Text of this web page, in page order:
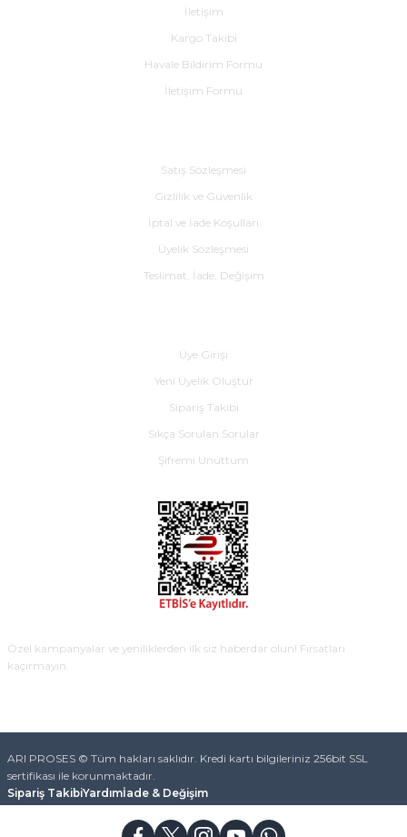
İletişim
Kargo Takibi
Havale Bildirim Formu
İletişim Formu
Satış Sözleşmesi
Gizlilik ve Güvenlik
İptal ve İade Koşulları
Üyelik Sözleşmesi
Teslimat, İade, Değişim
Üye Girişi
Yeni Üyelik Oluştur
Sipariş Takibi
Sıkça Sorulan Sorular
Şifremi Unuttum
Özel kampanyalar ve yeniliklerden ilk siz haberdar olun! Fırsatları
kaçırmayın.
ARI PROSES © Tüm hakları saklıdır. Kredi kartı bilgileriniz 256bit SSL
sertifikası ile korunmaktadır.
Sipariş TakibiYardımİade & Değişim